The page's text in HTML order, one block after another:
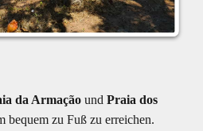
da Armaçãound Praia dos
bequem zu Fuß zu erreichen.